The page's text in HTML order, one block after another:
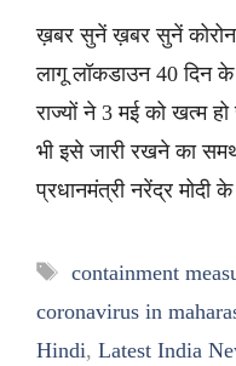
ख़बर सुनें ख़बर सुनें
लागू लॉकडाउन 40 दिन
राज्यों ने 3 मई को खत्म
भी इसे जारी रखने का
प्रधानमंत्री नरेंद्र मोदी
Tags
containment
coronavirus in
Hindi, Latest India